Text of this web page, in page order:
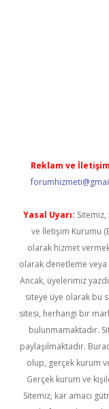
Reklam ve
Yasal Uyarı:
ve İletişim Kurumu
olarak hizmet
olarak denetleme
Ancak, üyelerimiz
siteye üye olarak bu
sitesi, herhangi bir
bulunmamaktadır.
paylaşılmaktadır.
olup, gerçek kurum
Gerçek kurum ve
Sitemiz, kar amacı